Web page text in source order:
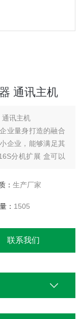
通讯主机
通讯主机
业量身打造的融合
企业，能够满足其
分机扩展 盒可以
交换系统的连接。
： 生产厂家
： 1505
联系我们